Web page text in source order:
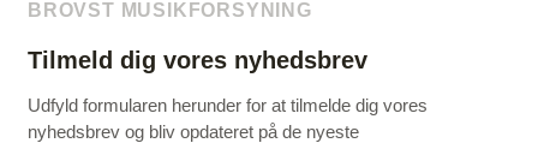
BROVST MUSIKFORSYNING
Tilmeld dig vores nyhedsbrev
Udfyld formularen herunder for at tilmelde dig vores
nyhedsbrev og bliv opdateret på de nyeste